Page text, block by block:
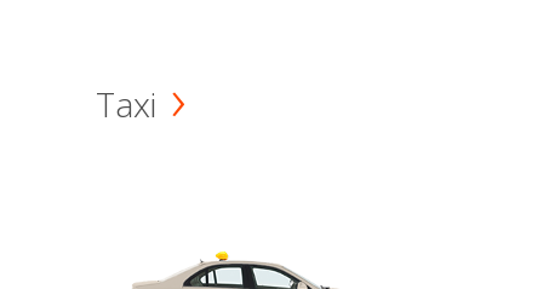
Taxi